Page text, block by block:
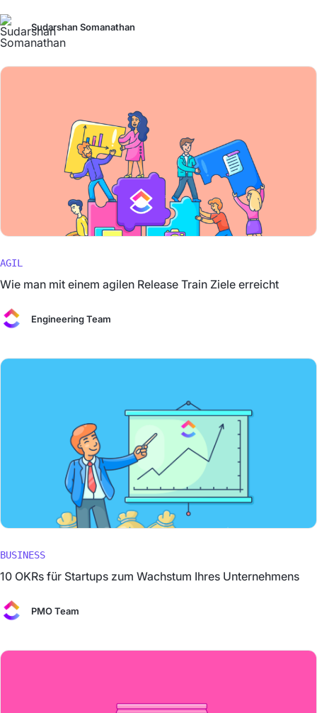
Sudarshan Somanathan
AGIL
Wie man mit einem agilen Release Train Ziele erreicht
Engineering Team
BUSINESS
10 OKRs für Startups zum Wachstum Ihres Unternehmens
PMO Team